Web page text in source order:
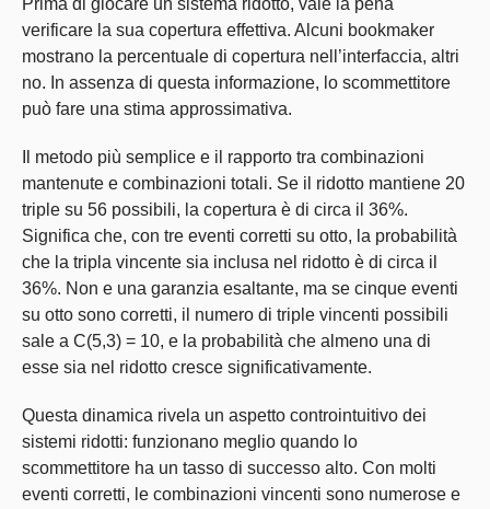
verificare la sua copertura effettiva. Alcuni bookmaker
mostrano la percentuale di copertura nell’interfaccia, altri
no. In assenza di questa informazione, lo scommettitore
può fare una stima approssimativa.
Il metodo più semplice e il rapporto tra combinazioni
mantenute e combinazioni totali. Se il ridotto mantiene 20
triple su 56 possibili, la copertura è di circa il 36%.
Significa che, con tre eventi corretti su otto, la probabilità
che la tripla vincente sia inclusa nel ridotto è di circa il
36%. Non e una garanzia esaltante, ma se cinque eventi
su otto sono corretti, il numero di triple vincenti possibili
sale a C(5,3) = 10, e la probabilità che almeno una di
esse sia nel ridotto cresce significativamente.
Questa dinamica rivela un aspetto controintuitivo dei
sistemi ridotti: funzionano meglio quando lo
scommettitore ha un tasso di successo alto. Con molti
eventi corretti, le combinazioni vincenti sono numerose e